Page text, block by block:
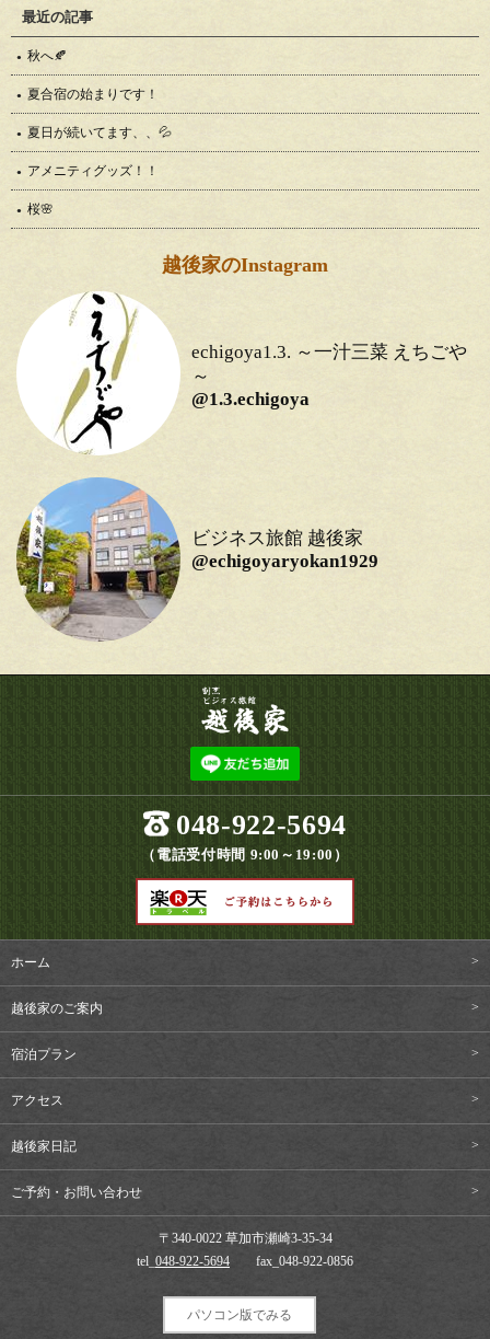
最近の記事
秋へ🍂
夏合宿の始まりです！
夏日が続いてます、、💦
アメニティグッズ！！
桜🌸
越後家のInstagram
echigoya1.3. ～一汁三菜 えちごや
～
@1.3.echigoya
ビジネス旅館 越後家
@echigoyaryokan1929
048-922-5694
（電話受付時間 9:00～19:00）
ホーム
越後家のご案内
宿泊プラン
アクセス
越後家日記
ご予約・お問い合わせ
〒340-0022 草加市瀬崎3-35-34
tel_ 048-922-5694 fax_048-922-0856
パソコン版でみる